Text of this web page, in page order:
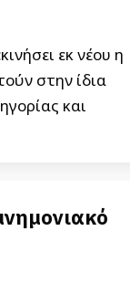
εκ νέου η
στην ίδια
και